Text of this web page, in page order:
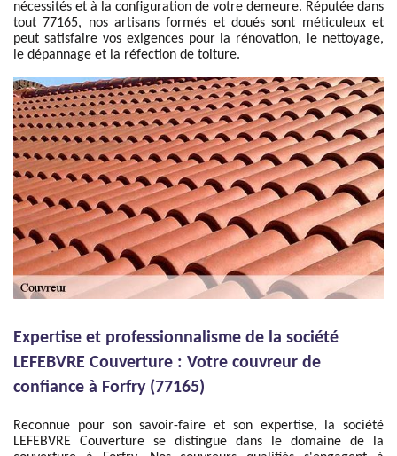
nécessités et à la configuration de votre demeure. Réputée dans
tout 77165, nos artisans formés et doués sont méticuleux et
peut satisfaire vos exigences pour la rénovation, le nettoyage,
le dépannage et la réfection de toiture.
Expertise et professionnalisme de la société
LEFEBVRE Couverture : Votre couvreur de
confiance à Forfry (77165)
Reconnue pour son savoir-faire et son expertise, la société
LEFEBVRE Couverture se distingue dans le domaine de la